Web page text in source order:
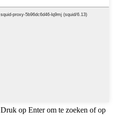
Druk op Enter om te zoeken of op